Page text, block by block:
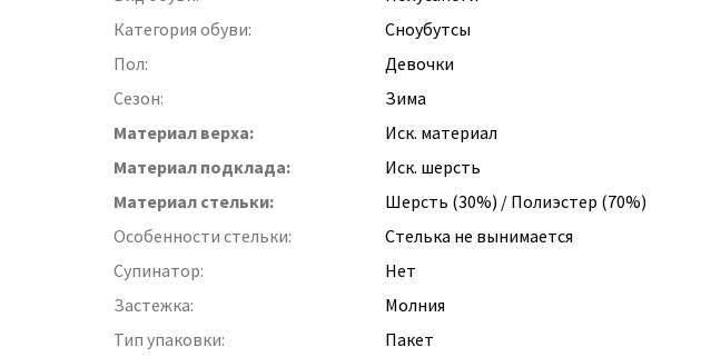
Категория обуви:
Сноубутсы
Пол:
Девочки
Сезон:
Зима
Материал верха:
Иск. материал
Материал подклада:
Иск. шерсть
Материал стельки:
Шерсть (30%) / Полиэстер (70%)
Особенности стельки:
Стелька не вынимается
Супинатор:
Нет
Застежка:
Молния
Тип упаковки:
Пакет